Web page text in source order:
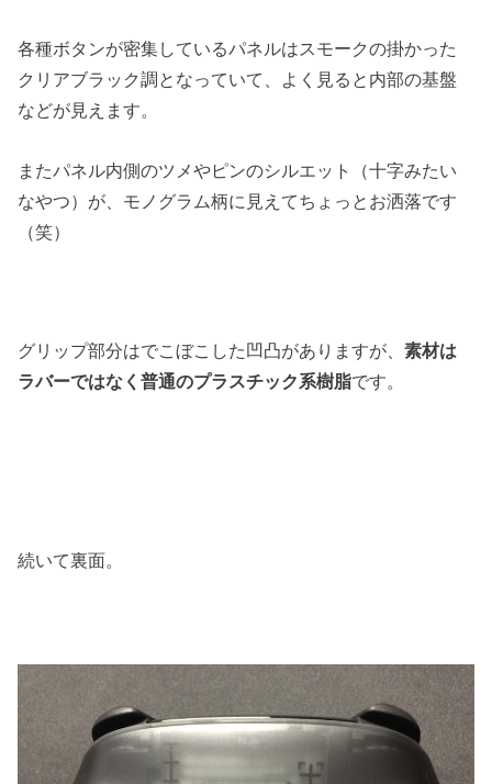
各種ボタンが密集しているパネルはスモークの掛かった
クリアブラック調となっていて、よく見ると内部の基盤
などが見えます。
またパネル内側のツメやピンのシルエット（十字みたい
なやつ）が、モノグラム柄に見えてちょっとお洒落です
（笑）
グリップ部分はでこぼこした凹凸がありますが、素材は
ラバーではなく普通のプラスチック系樹脂です。
続いて裏面。